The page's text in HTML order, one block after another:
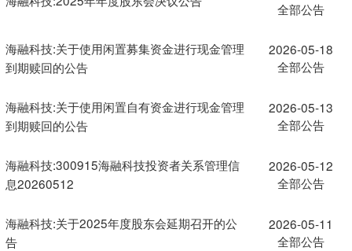
全部公告
海融科技:关于使用闲置募集资金进行现金管理
到期赎回的公告
2026-05-18
全部公告
海融科技:关于使用闲置自有资金进行现金管理
到期赎回的公告
2026-05-13
全部公告
海融科技:300915海融科技投资者关系管理信
息20260512
2026-05-12
全部公告
海融科技:关于2025年度股东会延期召开的公
告
2026-05-11
全部公告